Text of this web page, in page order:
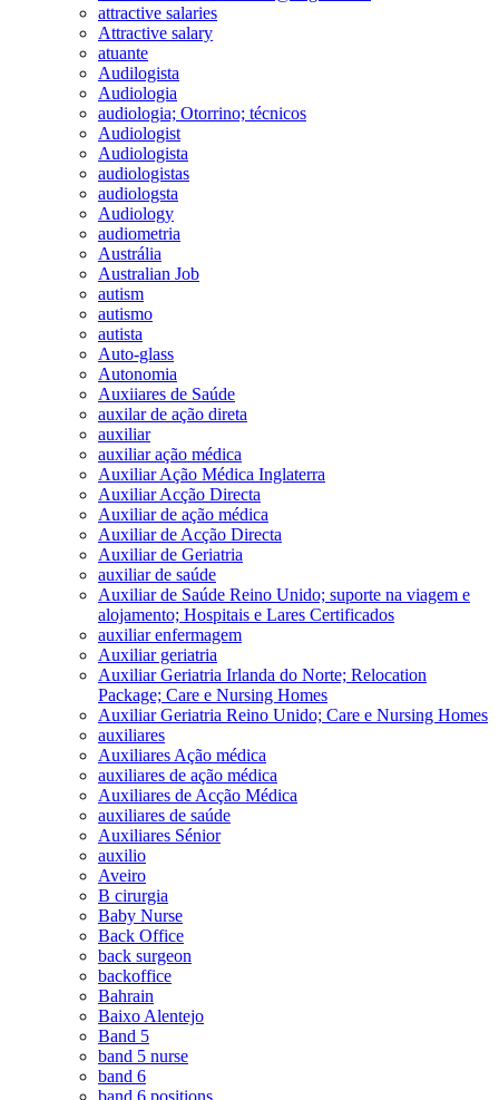
attractive salaries
Attractive salary
atuante
Audilogista
Audiologia
audiologia; Otorrino; técnicos
Audiologist
Audiologista
audiologistas
audiologsta
Audiology
audiometria
Austrália
Australian Job
autism
autismo
autista
Auto-glass
Autonomia
Auxiiares de Saúde
auxilar de ação direta
auxiliar
auxiliar ação médica
Auxiliar Ação Médica Inglaterra
Auxiliar Acção Directa
Auxiliar de ação médica
Auxiliar de Acção Directa
Auxiliar de Geriatria
auxiliar de saúde
Auxiliar de Saúde Reino Unido; suporte na viagem e
alojamento; Hospitais e Lares Certificados
auxiliar enfermagem
Auxiliar geriatria
Auxiliar Geriatria Irlanda do Norte; Relocation
Package; Care e Nursing Homes
Auxiliar Geriatria Reino Unido; Care e Nursing Homes
auxiliares
Auxiliares Ação médica
auxiliares de ação médica
Auxiliares de Acção Médica
auxiliares de saúde
Auxiliares Sénior
auxilio
Aveiro
B cirurgia
Baby Nurse
Back Office
back surgeon
backoffice
Bahrain
Baixo Alentejo
Band 5
band 5 nurse
band 6
band 6 positions